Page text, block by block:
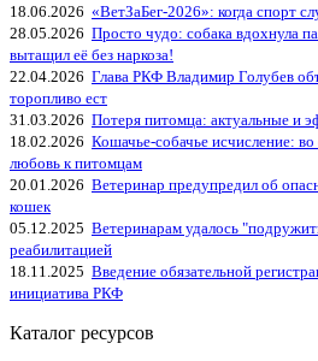
18.06.2026 «ВетЗаБег‑2026»: когда спорт
28.05.2026 Просто чудо: собака вдохнула
вытащил её без наркоза!
22.04.2026 Глава РКФ Владимир Голубев
торопливо ест
31.03.2026 Потеря питомца: актуальные и
18.02.2026 Кошачье-собачье исчисление: во
любовь к питомцам
20.01.2026 Ветеринар предупредил об
кошек
05.12.2025 Ветеринарам удалось
реабилитацией
18.11.2025 Введение обязательной
инициатива РКФ
Каталог ресурсов